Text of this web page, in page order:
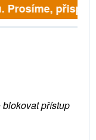
Prosíme,
přístup